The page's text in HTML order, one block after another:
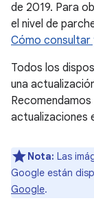
de 2019. Para
el nivel de
Cómo consultar
Todos los
una
actualizaciones
Nota: Las
Google están
Google.